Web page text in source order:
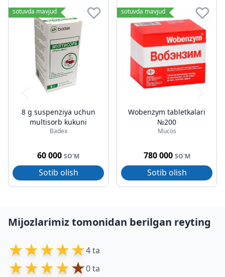
sotuvda mavjud
8 g suspenziya uchun
multisorb kukuni
Badex
60 000 SO'M
Sotib olish
sotuvda mavjud
Wobenzym tabletkalari
№200
Mucos
780 000 SO'M
Sotib olish
Mijozlarimiz tomonidan berilgan reyting
★★★★★4 ta
★★★★★0 ta